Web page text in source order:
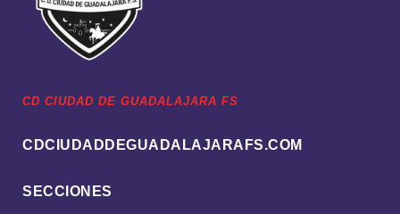
CD CIUDAD DE GUADALAJARA FS
CDCIUDADDEGUADALAJARAFS.COM
SECCIONES